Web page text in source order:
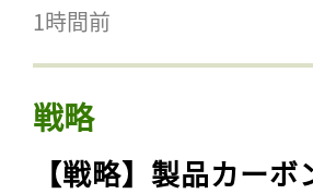
1時間前
戦略
【戦略】製品カー